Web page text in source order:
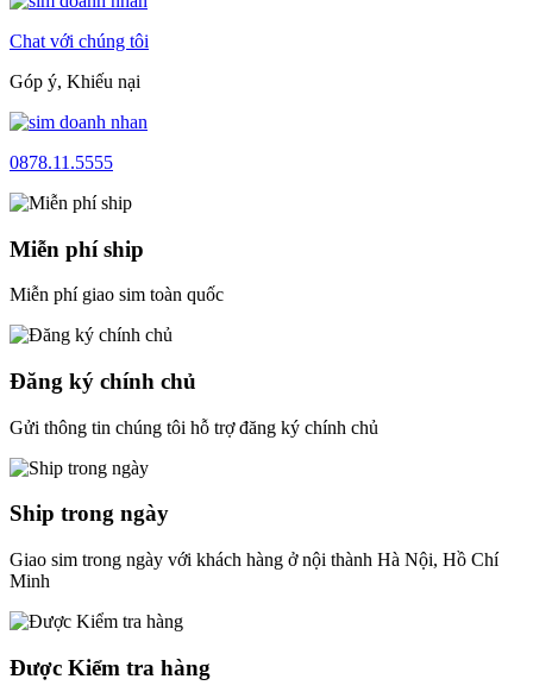
Chat với chúng tôi
Góp ý, Khiếu nại
0878.11.5555
Miễn phí ship
Miễn phí giao sim toàn quốc
Đăng ký chính chủ
Gửi thông tin chúng tôi hỗ trợ đăng ký chính chủ
Ship trong ngày
Giao sim trong ngày với khách hàng ở nội thành Hà Nội, Hồ Chí
Minh
Được Kiểm tra hàng